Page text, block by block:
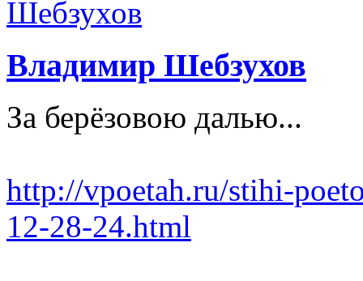
Владимир Шебзухов
За берёзовою далью...
http://vpoetah.ru/stihi-
12-28-24.html